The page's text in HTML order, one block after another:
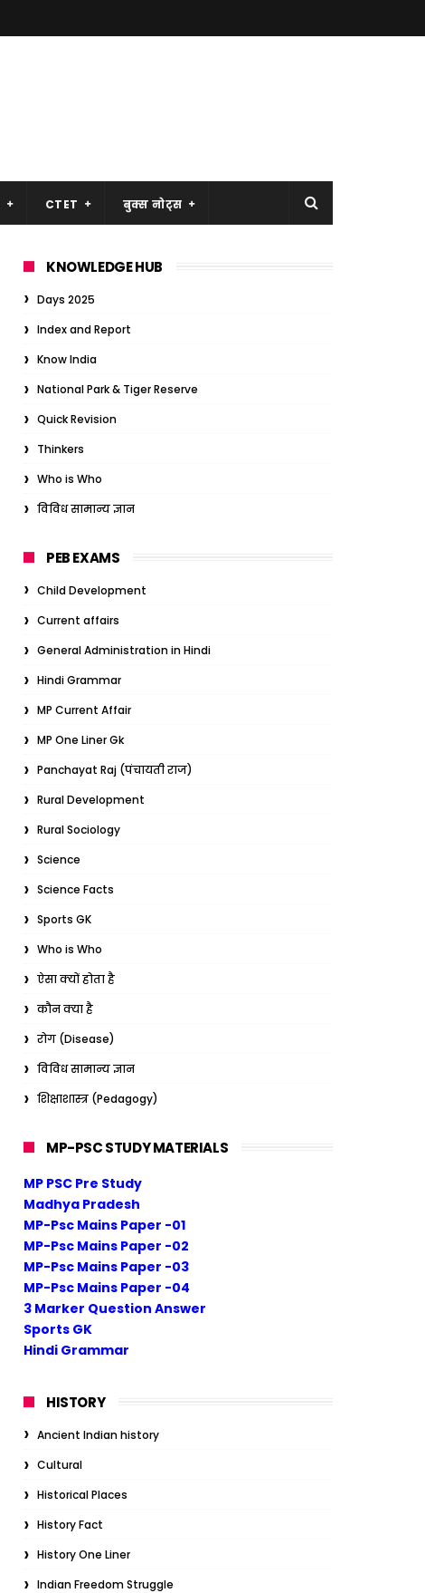
CTET बुक्स नोट्स
KNOWLEDGE HUB
Days 2025
Index and Report
Know India
National Park & Tiger Reserve
Quick Revision
Thinkers
Who is Who
विविध सामान्य ज्ञान
PEB EXAMS
Child Development
Current affairs
General Administration in Hindi
Hindi Grammar
MP Current Affair
MP One Liner Gk
Panchayat Raj (पंचायती राज)
Rural Development
Rural Sociology
Science
Science Facts
Sports GK
Who is Who
ऐसा क्यों होता है
कौन क्या है
रोग (Disease)
विविध सामान्य ज्ञान
शिक्षाशास्त्र (Pedagogy)
MP-PSC STUDY MATERIALS
MP PSC Pre Study
Madhya Pradesh
MP-Psc Mains Paper -01
MP-Psc Mains Paper -02
MP-Psc Mains Paper -03
MP-Psc Mains Paper -04
3 Marker Question Answer
Sports GK
Hindi Grammar
HISTORY
Ancient Indian history
Cultural
Historical Places
History Fact
History One Liner
Indian Freedom Struggle